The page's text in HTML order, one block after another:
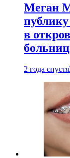
Меган
в
2 года спустя